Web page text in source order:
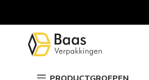
PRODUCTGROEPEN